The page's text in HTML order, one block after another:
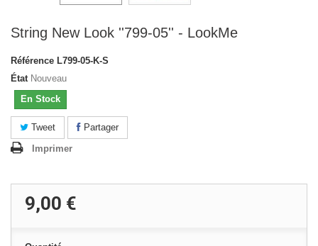
String New Look ''799-05'' - LookMe
Référence L799-05-K-S
État Nouveau
En Stock
Tweet
Partager
Imprimer
9,00 €